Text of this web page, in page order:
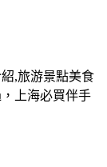
,旅游景點美食
上海必買伴手